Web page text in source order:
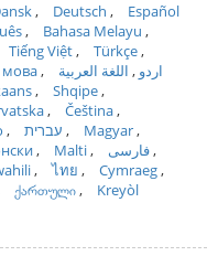
Deutsch
Español
Bahasa Melayu
Tiếng Việt
Türkçe
мова اردو
اللغة العربية
Shqipe
Čeština
עברית
Magyar
Malti
فارسی
ไทย
Cymraeg
ქართული
Kreyòl